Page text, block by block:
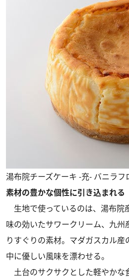
湯布院チーズケーキ -充- バニラ
素材の豊かな個性に引き込まれる
生地で使っているのは、湯布院
味の効いたサワークリーム、九
りすぐりの素材。マダガスカル産
中に優しい風味を漂わせる。
土台のサクサクとした軽やかな